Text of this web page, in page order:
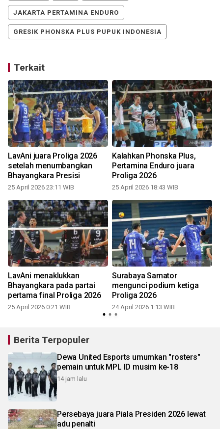
JAKARTA PERTAMINA ENDURO
GRESIK PHONSKA PLUS PUPUK INDONESIA
Terkait
LavAni juara Proliga 2026
setelah menumbangkan
Bhayangkara Presisi
25 April 2026 23:11 WIB
Kalahkan Phonska Plus,
Pertamina Enduro juara
Proliga 2026
25 April 2026 18:43 WIB
LavAni menaklukkan
Bhayangkara pada partai
pertama final Proliga 2026
25 April 2026 0:21 WIB
Surabaya Samator
mengunci podium ketiga
Proliga 2026
24 April 2026 1:13 WIB
Berita Terpopuler
Dewa United Esports umumkan "rosters"
pemain untuk MPL ID musim ke-18
14 jam lalu
Persebaya juara Piala Presiden 2026 lewat
adu penalti